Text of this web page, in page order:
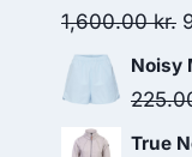
1,600.00kr.
Noisy
True